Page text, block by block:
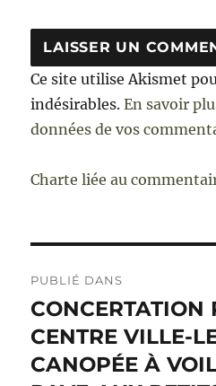
Ce site utilise Akismet
indésirables.En savoir
données de vos
Charte liée au
de
l’article
PUBLIÉ DANS
CONCERTATION
CENTRE VILLE-
CANOPÉE À